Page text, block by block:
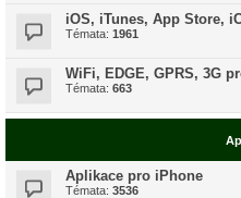
iOS, iTunes, App Store,
Témata: 1961
WiFi, EDGE, GPRS, 3G
Témata: 663
Aplikace pro iPhone
Témata: 3536